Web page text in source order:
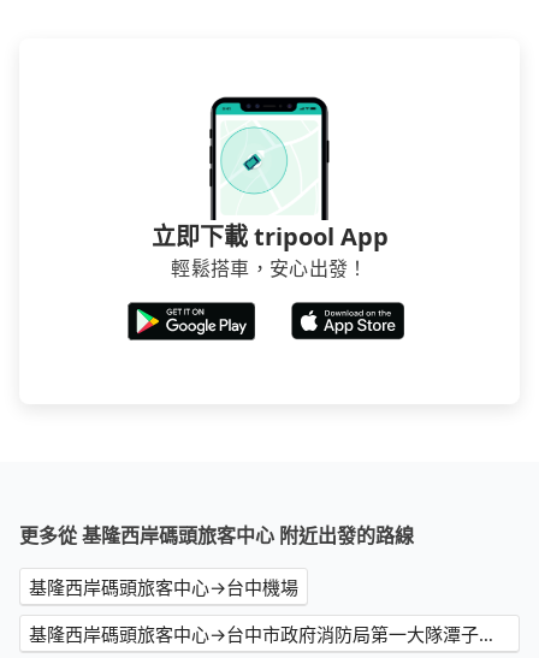
立即下載 tripool App
輕鬆搭車，安心出發！
更多從 基隆西岸碼頭旅客中心 附近出發的路線
基隆西岸碼頭旅客中心→台中機場
基隆西岸碼頭旅客中心→台中市政府消防局第一大隊潭子消防分隊